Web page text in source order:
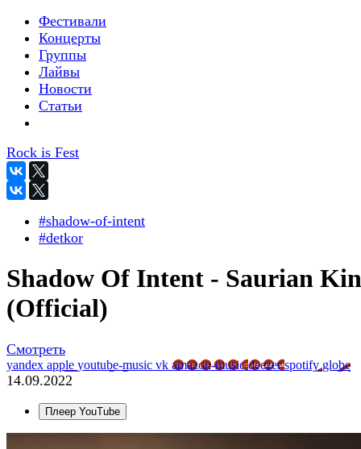
Фестивали
Концерты
Группы
Лайвы
Новости
Статьи
Rock is Fest
#shadow-of-intent
#detkor
Shadow Of Intent - Saurian
(Official)
Смотреть
yandex apple youtube-music vk amazon-musicdeezerspotifyglobe
14.09.2022
Плеер YouTube